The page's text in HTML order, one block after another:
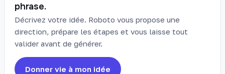
phrase.
Décrivez votre idée. Roboto vous propose une
direction, prépare les étapes et vous laisse tout
valider avant de générer.
Donner vie à mon idée